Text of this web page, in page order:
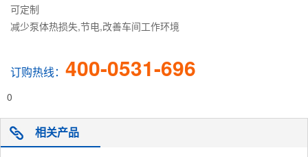
可定制
减少泵体热损失,节电,改善车间工作环境
订购热线： 400-0531-696
0
相关产品